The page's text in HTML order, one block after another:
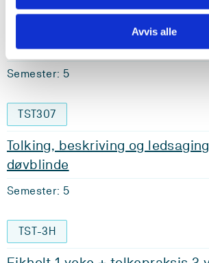
Avvis alle
TST207
Tolking til og frå norsk
Semester: 5
TST307
Tolking, beskriving og
døvblinde
Semester: 5
TST-3H